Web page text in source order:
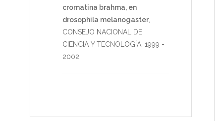
cromatina brahma, en
drosophila melanogaster,
CONSEJO NACIONAL DE
CIENCIA Y TECNOLOGÍA, 1999 -
2002